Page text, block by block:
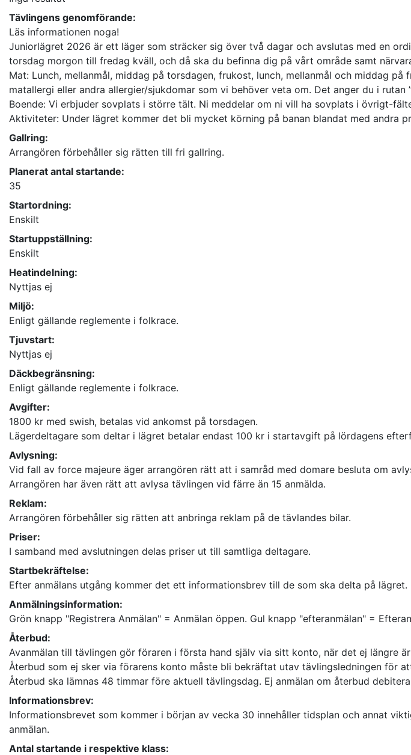
Tävlingens genomförande:
Läs informationen noga!
Juniorlägret 2026 är ett läger som sträcker sig över två dagar och avslutas med en
torsdag morgon till fredag kväll, och då ska du befinna dig på vårt område samt
Mat: Lunch, mellanmål, middag på torsdagen, frukost, lunch, mellanmål och middag
matallergi eller andra allergier/sjukdomar som vi behöver veta om. Det anger du i rutan
Boende: Vi erbjuder sovplats i större tält. Ni meddelar om ni vill ha sovplats i övrigt-
Aktiviteter: Under lägret kommer det bli mycket körning på banan blandat med andra
Gallring:
Arrangören förbehåller sig rätten till fri gallring.
Planerat antal startande:
35
Startordning:
Enskilt
Startuppställning:
Enskilt
Heatindelning:
Nyttjas ej
Miljö:
Enligt gällande reglemente i folkrace.
Tjuvstart:
Nyttjas ej
Däckbegränsning:
Enligt gällande reglemente i folkrace.
Avgifter:
1800 kr med swish, betalas vid ankomst på torsdagen.
Lägerdeltagare som deltar i lägret betalar endast 100 kr i startavgift på lördagens
Avlysning:
Vid fall av force majeure äger arrangören rätt att i samråd med domare besluta om
Arrangören har även rätt att avlysa tävlingen vid färre än 15 anmälda.
Reklam:
Arrangören förbehåller sig rätten att anbringa reklam på de tävlandes bilar.
Priser:
I samband med avslutningen delas priser ut till samtliga deltagare.
Startbekräftelse:
Efter anmälans utgång kommer det ett informationsbrev till de som ska delta på lägret.
Anmälningsinformation:
Grön knapp "Registrera Anmälan" = Anmälan öppen. Gul knapp "efteranmälan" =
Återbud:
Avanmälan till tävlingen gör föraren i första hand själv via sitt konto, när det ej längre
Återbud som ej sker via förarens konto måste bli bekräftat utav tävlingsledningen för
Återbud ska lämnas 48 timmar före aktuell tävlingsdag. Ej anmälan om återbud
Informationsbrev:
Informationsbrevet som kommer i början av vecka 30 innehåller tidsplan och annat
anmälan.
Antal startande i respektive klass: